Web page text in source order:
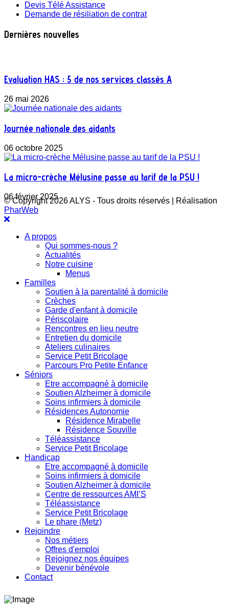
Devis Télé Assistance
Demande de résiliation de contrat
Dernières nouvelles
Evaluation HAS : 5 de nos services classés A
26 mai 2026
Journée nationale des aidants
06 octobre 2025
La micro-crèche Mélusine passe au tarif de la PSU !
06 février 2025
© Copyright 2026 ALYS - Tous droits réservés | Réalisation
PharWeb
A propos
Qui sommes-nous ?
Actualités
Notre cuisine
Menus
Familles
Soutien à la parentalité à domicile
Crèches
Garde d'enfant à domicile
Périscolaire
Rencontres en lieu neutre
Entretien du domicile
Ateliers culinaires
Service Petit Bricolage
Parcours Pro Petite Enfance
Séniors
Etre accompagné à domicile
Soutien Alzheimer à domicile
Soins infirmiers à domicile
Résidences Autonomie
Résidence Mirabelle
Résidence Souville
Téléassistance
Service Petit Bricolage
Handicap
Etre accompagné à domicile
Soins infirmiers à domicile
Soutien Alzheimer à domicile
Centre de ressources AMI’S
Téléassistance
Service Petit Bricolage
Le phare (Metz)
Rejoindre
Nos métiers
Offres d'emploi
Rejoignez nos équipes
Devenir bénévole
Contact